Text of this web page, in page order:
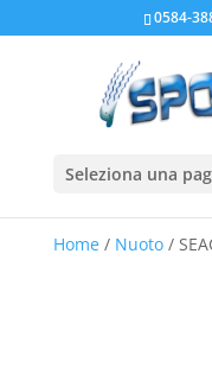
0584-
Seleziona una
Home/ Nuoto/